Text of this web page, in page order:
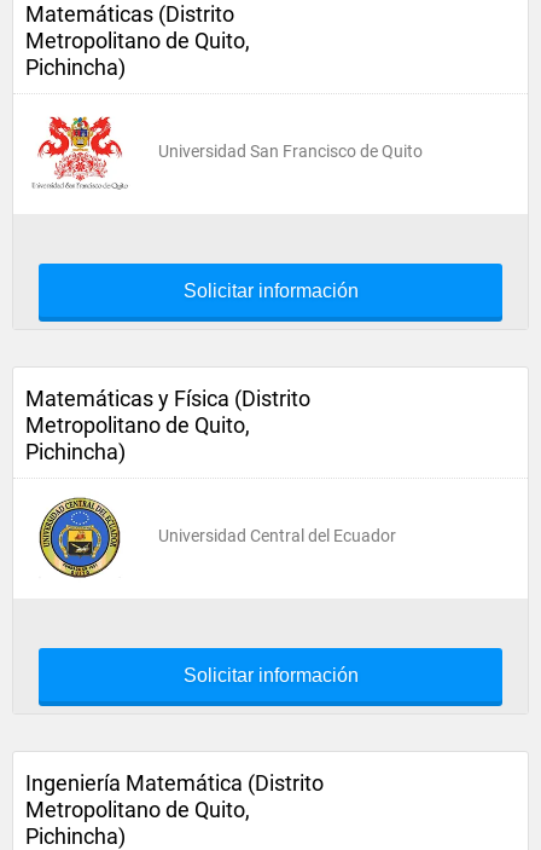
Matemáticas (Distrito
Metropolitano de Quito,
Pichincha)
Universidad San Francisco de Quito
Solicitar información
Matemáticas y Física (Distrito
Metropolitano de Quito,
Pichincha)
Universidad Central del Ecuador
Solicitar información
Ingeniería Matemática (Distrito
Metropolitano de Quito,
Pichincha)